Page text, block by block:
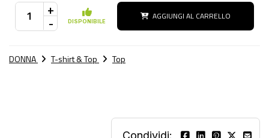
+
- DISPONIBILE AGGIUNGI AL CARRELLO
DONNA T-shirt & Top Top
Condividi: